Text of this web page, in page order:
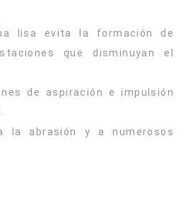
lisa evita la formación de
que disminuyan el
de aspiración e impulsión
la abrasión y a numerosos